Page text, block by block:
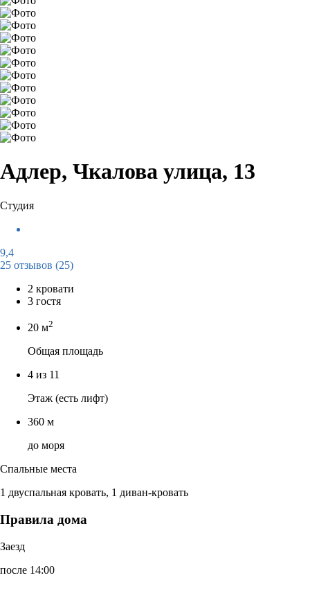
Адлер, Чкалова улица, 13
Студия
9,4
25 отзывов (25)
2 кровати
3 гостя
20 м2
Общая площадь
4 из 11
Этаж (есть лифт)
360 м
до моря
Спальные места
1 двуспальная кровать, 1 диван-кровать
Правила дома
Заезд
после 14:00